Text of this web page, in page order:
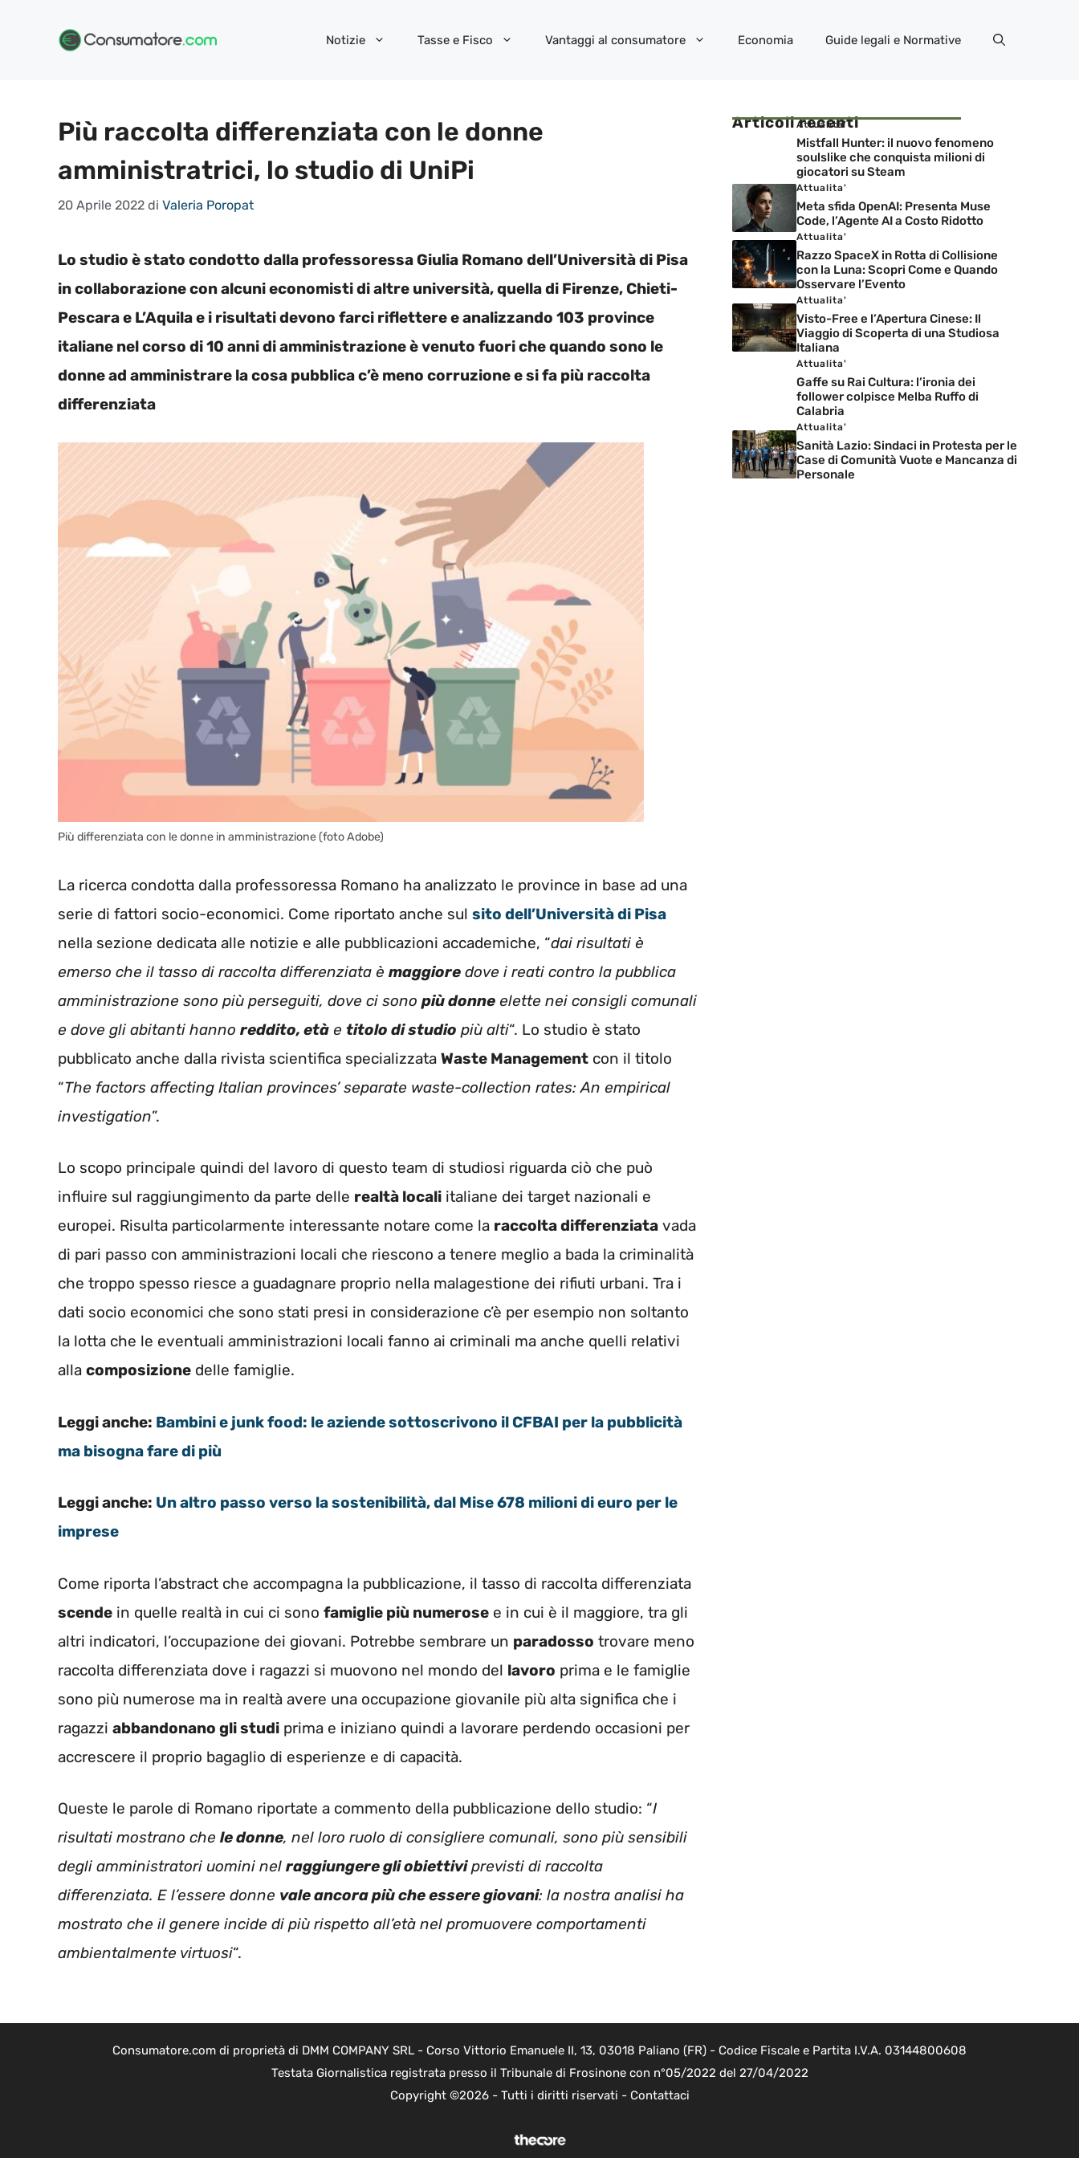
Notizie Tasse e Fisco Vantaggi al consumatore Economia Guide legali e Normative
Più raccolta differenziata con le donne
amministratrici, lo studio di UniPi
20 Aprile 2022 di Valeria Poropat
Lo studio è stato condotto dalla professoressa Giulia Romano dell’Università di Pisa
in collaborazione con alcuni economisti di altre università, quella di Firenze, Chieti-
Pescara e L’Aquila e i risultati devono farci riflettere e analizzando 103 province
italiane nel corso di 10 anni di amministrazione è venuto fuori che quando sono le
donne ad amministrare la cosa pubblica c’è meno corruzione e si fa più raccolta
differenziata
Più differenziata con le donne in amministrazione (foto Adobe)
La ricerca condotta dalla professoressa Romano ha analizzato le province in base ad una
serie di fattori socio-economici. Come riportato anche sul sito dell’Università di Pisa
nella sezione dedicata alle notizie e alle pubblicazioni accademiche, “dai risultati è
emerso che il tasso di raccolta differenziata è maggiore dove i reati contro la pubblica
amministrazione sono più perseguiti, dove ci sono più donne elette nei consigli comunali
e dove gli abitanti hanno reddito, età e titolo di studio più alti“. Lo studio è stato
pubblicato anche dalla rivista scientifica specializzata Waste Management con il titolo
“The factors affecting Italian provinces’ separate waste-collection rates: An empirical
investigation”.
Lo scopo principale quindi del lavoro di questo team di studiosi riguarda ciò che può
influire sul raggiungimento da parte delle realtà locali italiane dei target nazionali e
europei. Risulta particolarmente interessante notare come la raccolta differenziata vada
di pari passo con amministrazioni locali che riescono a tenere meglio a bada la criminalità
che troppo spesso riesce a guadagnare proprio nella malagestione dei rifiuti urbani. Tra i
dati socio economici che sono stati presi in considerazione c’è per esempio non soltanto
la lotta che le eventuali amministrazioni locali fanno ai criminali ma anche quelli relativi
alla composizione delle famiglie.
Leggi anche: Bambini e junk food: le aziende sottoscrivono il CFBAI per la pubblicità
ma bisogna fare di più
Leggi anche: Un altro passo verso la sostenibilità, dal Mise 678 milioni di euro per le
imprese
Come riporta l’abstract che accompagna la pubblicazione, il tasso di raccolta differenziata
scende in quelle realtà in cui ci sono famiglie più numerose e in cui è il maggiore, tra gli
altri indicatori, l’occupazione dei giovani. Potrebbe sembrare un paradosso trovare meno
raccolta differenziata dove i ragazzi si muovono nel mondo del lavoro prima e le famiglie
sono più numerose ma in realtà avere una occupazione giovanile più alta significa che i
ragazzi abbandonano gli studi prima e iniziano quindi a lavorare perdendo occasioni per
accrescere il proprio bagaglio di esperienze e di capacità.
Queste le parole di Romano riportate a commento della pubblicazione dello studio: “I
risultati mostrano che le donne, nel loro ruolo di consigliere comunali, sono più sensibili
degli amministratori uomini nel raggiungere gli obiettiviprevisti di raccolta
differenziata. E l’essere donne vale ancora più che essere giovani: la nostra analisi ha
mostrato che il genere incide di più rispetto all’età nel promuovere comportamenti
ambientalmente virtuosi“.
Articoli recenti
Attualita'
Mistfall Hunter: il nuovo fenomeno
soulslike che conquista milioni di
giocatori su Steam
Attualita'
Meta sfida OpenAI: Presenta Muse
Code, l’Agente AI a Costo Ridotto
Attualita'
Razzo SpaceX in Rotta di Collisione
con la Luna: Scopri Come e Quando
Osservare l’Evento
Attualita'
Visto-Free e l’Apertura Cinese: Il
Viaggio di Scoperta di una Studiosa
Italiana
Attualita'
Gaffe su Rai Cultura: l’ironia dei
follower colpisce Melba Ruffo di
Calabria
Attualita'
Sanità Lazio: Sindaci in Protesta per le
Case di Comunità Vuote e Mancanza di
Personale
Consumatore.com di proprietà di DMM COMPANY SRL - Corso Vittorio Emanuele II, 13, 03018 Paliano (FR) - Codice Fiscale e Partita I.V.A. 03144800608
Testata Giornalistica registrata presso il Tribunale di Frosinone con n°05/2022 del 27/04/2022
Copyright ©2026 - Tutti i diritti riservati - Contattaci